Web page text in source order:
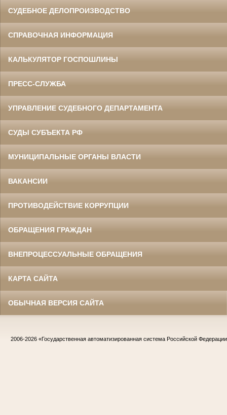
СУДЕБНОЕ ДЕЛОПРОИЗВОДСТВО
СПРАВОЧНАЯ ИНФОРМАЦИЯ
КАЛЬКУЛЯТОР ГОСПОШЛИНЫ
ПРЕСС-СЛУЖБА
УПРАВЛЕНИЕ СУДЕБНОГО ДЕПАРТАМЕНТА
СУДЫ СУБЪЕКТА РФ
МУНИЦИПАЛЬНЫЕ ОРГАНЫ ВЛАСТИ
ВАКАНСИИ
ПРОТИВОДЕЙСТВИЕ КОРРУПЦИИ
ОБРАЩЕНИЯ ГРАЖДАН
ВНЕПРОЦЕССУАЛЬНЫЕ ОБРАЩЕНИЯ
КАРТА САЙТА
ОБЫЧНАЯ ВЕРСИЯ САЙТА
2006-2026 «Государственная автоматизированная система Российской